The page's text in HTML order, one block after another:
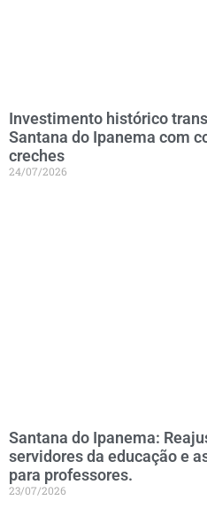
Investimento histórico
Santana do Ipanema com
creches
24/07/2026
Santana do Ipanema:
servidores da educação e
para professores.
23/07/2026